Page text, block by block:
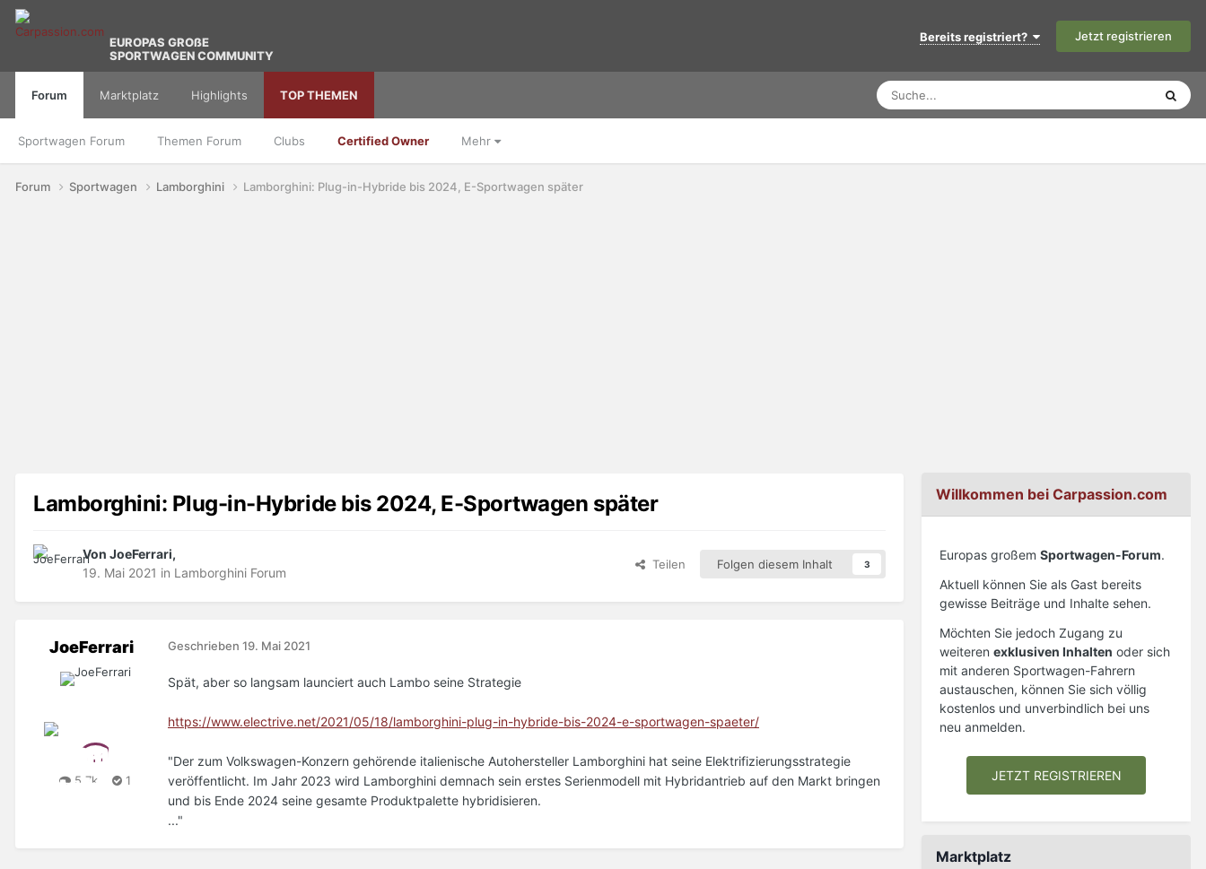
EUROPAS GROßE
SPORTWAGEN COMMUNITY
Bereits registriert? Jetzt registrieren
Forum
Sportwagen Forum Themen Forum Clubs Certified Owner Mehr
Marktplatz Highlights TOP THEMEN
Forum Sportwagen Lamborghini Lamborghini: Plug-in-Hybride bis 2024, E-Sportwagen später
Lamborghini: Plug-in-Hybride bis 2024, E-Sportwagen später
Von JoeFerrari,
19. Mai 2021 in Lamborghini Forum
Teilen Folgen diesem Inhalt 3
JoeFerrari
5,7k 1
Geschrieben 19. Mai 2021
Spät, aber so langsam launciert auch Lambo seine Strategie
https://www.electrive.net/2021/05/18/lamborghini-plug-in-hybride-bis-2024-e-sportwagen-spaeter/
"Der zum Volkswagen-Konzern gehörende italienische Autohersteller Lamborghini hat seine Elektrifizierungsstrategie
veröffentlicht. Im Jahr 2023 wird Lamborghini demnach sein erstes Serienmodell mit Hybridantrieb auf den Markt bringen
und bis Ende 2024 seine gesamte Produktpalette hybridisieren.
..."
Willkommen bei Carpassion.com
Europas großem Sportwagen-Forum.
Aktuell können Sie als Gast bereits
gewisse Beiträge und Inhalte sehen.
Möchten Sie jedoch Zugang zu
weiteren exklusiven Inhalten oder sich
mit anderen Sportwagen-Fahrern
austauschen, können Sie sich völlig
kostenlos und unverbindlich bei uns
neu anmelden.
JETZT REGISTRIEREN
Marktplatz